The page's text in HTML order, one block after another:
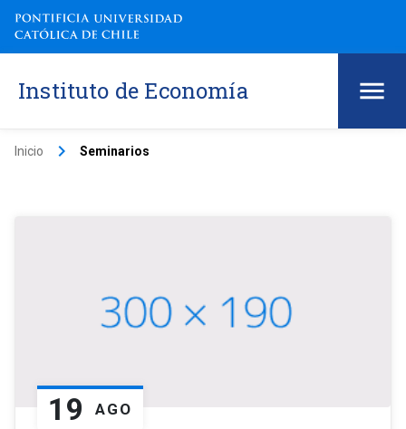
Instituto de Economía
Inicio keyboard_arrow_right Seminarios
19 AGO